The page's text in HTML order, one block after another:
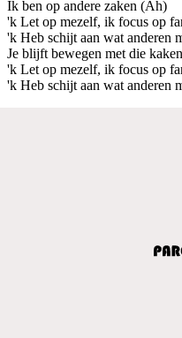
Ik ben op andere zaken (Ah)
'k Let op mezelf, ik focus op
'k Heb schijt aan wat anderen
Je blijft bewegen met die
'k Let op mezelf, ik focus op
'k Heb schijt aan wat anderen